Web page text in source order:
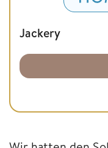
Jackery